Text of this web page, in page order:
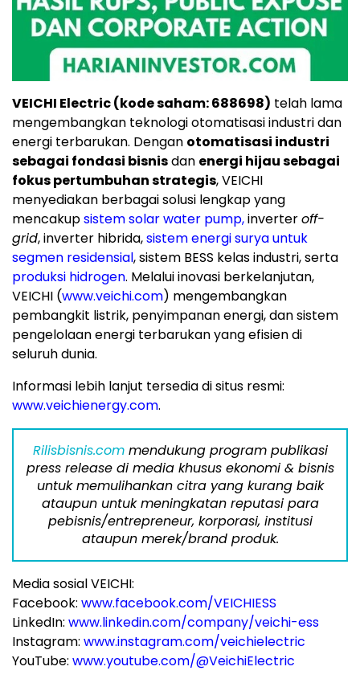
VEICHI Electric (kode saham: 688698) telah lama
mengembangkan teknologi otomatisasi industri dan
energi terbarukan. Dengan otomatisasi industri
sebagai fondasi bisnisdan energi hijau sebagai
fokus pertumbuhan strategis, VEICHI
menyediakan berbagai solusi lengkap yang
mencakupsistem solar water pump,inverteroff-
grid, inverter hibrida,sistem energi surya untuk
segmen residensial, sistem BESS kelas industri, serta
produksi hidrogen. Melalui inovasi berkelanjutan,
VEICHI (www.veichi.com) mengembangkan
pembangkit listrik, penyimpanan energi, dan sistem
pengelolaan energi terbarukan yang efisien di
seluruh dunia.
Informasi lebih lanjut tersedia di situs resmi:
www.veichienergy.com.
Rilisbisnis.commendukung program publikasi
press release di media khusus ekonomi & bisnis
untuk memulihankan citra yang kurang baik
ataupun untuk meningkatan reputasi para
pebisnis/entrepreneur, korporasi, institusi
ataupun merek/brand produk.
Media sosial VEICHI:
Facebook: www.facebook.com/VEICHIESS
LinkedIn: www.linkedin.com/company/veichi-ess
Instagram: www.instagram.com/veichielectric
YouTube: www.youtube.com/@VeichiElectric